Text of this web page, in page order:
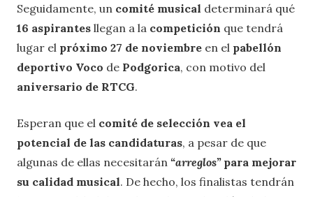
Seguidamente, un comité musical determinará qué
16 aspirantes llegan a la competición que tendrá
lugar el próximo 27 de noviembre en el pabellón
deportivo Voco de Podgorica, con motivo del
aniversario de RTCG.
Esperan que el comité de selección vea el
potencial de las candidaturas, a pesar de que
algunas de ellas necesitarán “arreglos”para mejorar
su calidad musical. De hecho, los finalistas tendrán